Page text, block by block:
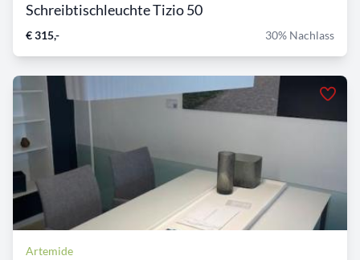
Schreibtischleuchte Tizio 50
€ 315,- 30% Nachlass
Artemide